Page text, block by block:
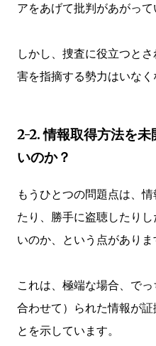
アをあげて批判があがって
しかし、捜査に役立つと
害を指摘する勢力はいなく
2-2. 情報取得方法を
いのか？
もうひとつの問題点は、
たり、勝手に盗聴したり
いのか、という点がありま
これは、極端な場合、で
合わせて）られた情報が
とを示しています。